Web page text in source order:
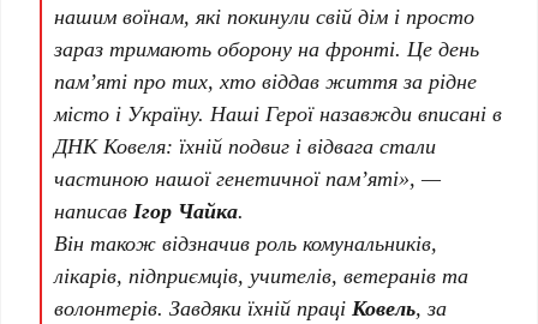
нашим воїнам, які покинули свій дім і просто
зараз тримають оборону на фронті. Це день
пам’яті про тих, хто віддав життя за рідне
місто і Україну. Наші Герої назавжди вписані в
ДНК Ковеля: їхній подвиг і відвага стали
частиною нашої генетичної пам’яті», —
написавІгор Чайка.
Він також відзначив роль комунальників,
лікарів, підприємців, учителів, ветеранів та
волонтерів. Завдяки їхній праціКовель, за